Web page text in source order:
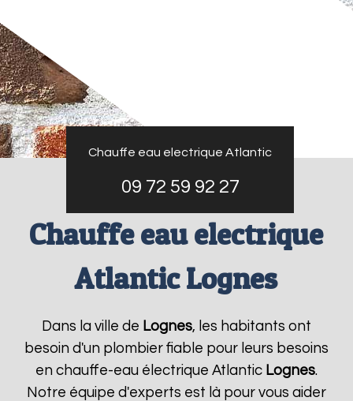
Chauffe eau electrique Atlantic
09 72 59 92 27
Chauffe eau electrique
Atlantic Lognes
Dans la ville de Lognes, les habitants ont
besoin d'un plombier fiable pour leurs besoins
en chauffe-eau électrique Atlantic Lognes.
Notre équipe d'experts est là pour vous aider